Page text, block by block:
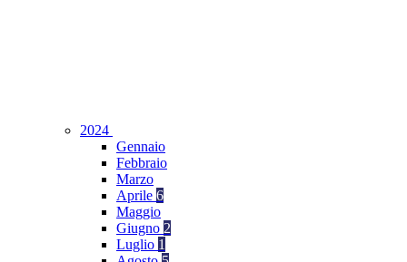
2024
Gennaio
Febbraio
Marzo
Aprile 6
Maggio
Giugno 2
Luglio 1